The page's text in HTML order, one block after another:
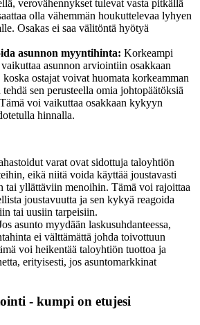
verovähennykset tulevat vasta pitkällä
olla vähemmän houkuttelevaa lyhyen
Osakas ei saa välitöntä hyötyä
asunnon myyntihinta: Korkeampi
asunnon arviointiin osakkaan
ostajat voivat huomata korkeamman
sen perusteella omia johtopäätöksiä
voi vaikuttaa osakkaan kykyyn
hinnalla.
varat ovat sidottuja taloyhtiön
eikä niitä voida käyttää joustavasti
tai yllättäviin menoihin. Tämä voi rajoittaa
joustavuutta ja sen kykyä reagoida
tai uusiin tarpeisiin.
asunto myydään laskusuhdanteessa,
ei välttämättä johda toivottuun
voi heikentää taloyhtiön tuottoa ja
erityisesti, jos asuntomarkkinat
- kumpi on etujesi